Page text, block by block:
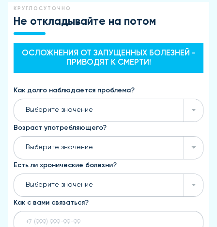
КРУГЛОСУТОЧНО
Не откладывайте на потом
ОСЛОЖНЕНИЯ ОТ ЗАПУЩЕННЫХ БОЛЕЗНЕЙ -
ПРИВОДЯТ К СМЕРТИ!
Как долго наблюдается проблема?
Выберите значение
Возраст употребляющего?
Выберите значение
Есть ли хронические болезни?
Выберите значение
Как с вами связаться?